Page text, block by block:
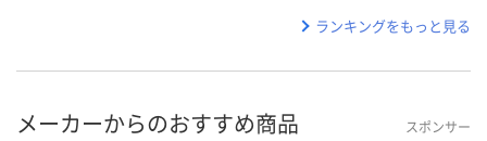
ランキングをもっと見る
メーカーからのおすすめ商品 スポンサー